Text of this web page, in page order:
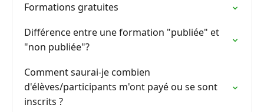
Formations gratuites
Différence entre une formation "publiée" et
"non publiée"?
Comment saurai-je combien
d'élèves/participants m'ont payé ou se sont
inscrits ?